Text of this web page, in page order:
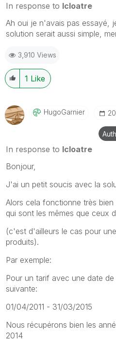
In response to lcloatre
Ah oui je n'avais pas essayé,
solution serait aussi simple,
3,910 Views
1 Like
HugoGarnier
In response to lcloatre
Bonjour,
J'ai un petit soucis avec la
Alors cela fonctionne très
qui sont les mêmes que ceux
(c'est d'ailleurs le cas pour
produits).
Par exemple:
Pour un tarif avec une date
suivante:
01/04/2011 - 31/03/2015
Nous récupérons bien les
2014